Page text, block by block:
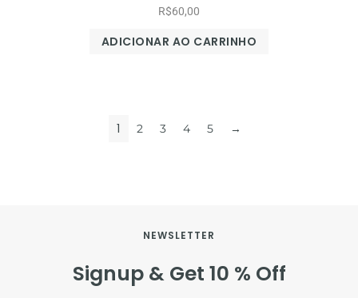
R$60,00
ADICIONAR AO CARRINHO
1 2 3 4 5 →
NEWSLETTER
Signup & Get 10 % Off